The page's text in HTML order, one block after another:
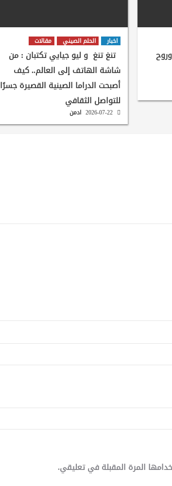
اخبار الحلم الصيني مقالات
تنغ تنغ و ليو جيايي تكتبان : من
شاشة الهاتف إلى العالم.. كيف
أصبحت الدراما الصينية القصيرة جسرًا
للتواصل الثقافي
2026-07-22 ادمن
المرة المقبلة في تعليقي.